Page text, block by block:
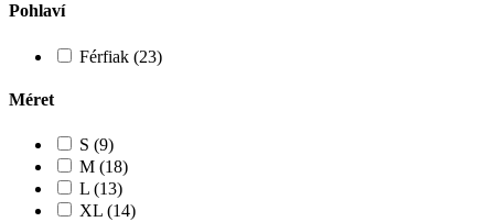
Pohlaví
Férfiak (23)
Méret
S (9)
M (18)
L (13)
XL (14)